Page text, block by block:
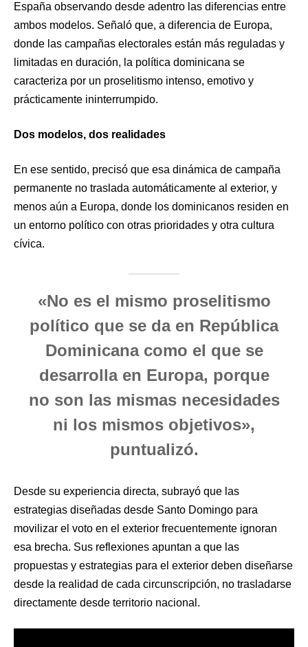
España observando desde adentro las diferencias entre
ambos modelos. Señaló que, a diferencia de Europa,
donde las campañas electorales están más reguladas y
limitadas en duración, la política dominicana se
caracteriza por un proselitismo intenso, emotivo y
prácticamente ininterrumpido.
Dos modelos, dos realidades
En ese sentido, precisó que esa dinámica de campaña
permanente no traslada automáticamente al exterior, y
menos aún a Europa, donde los dominicanos residen en
un entorno político con otras prioridades y otra cultura
cívica.
«No es el mismo proselitismo
político que se da en República
Dominicana como el que se
desarrolla en Europa, porque
no son las mismas necesidades
ni los mismos objetivos»,
puntualizó.
Desde su experiencia directa, subrayó que las
estrategias diseñadas desde Santo Domingo para
movilizar el voto en el exterior frecuentemente ignoran
esa brecha. Sus reflexiones apuntan a que las
propuestas y estrategias para el exterior deben diseñarse
desde la realidad de cada circunscripción, no trasladarse
directamente desde territorio nacional.